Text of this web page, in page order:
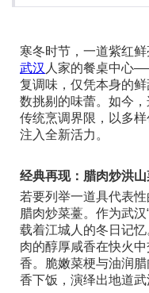
寒冬时节，一道紫红
武汉 人家的餐桌中心
复调味，仅凭本身的
数挑剔的味蕾。如今，
传统烹调界限，以多
注入全新活力。
经典再现：腊肉炒洪
若要列举一道具代表
腊肉炒菜薹。作为武汉
载着江城人的冬日记
肉的醇厚咸香在快火
香。脆嫩菜梗与油润
香下饭，演绎出地道武